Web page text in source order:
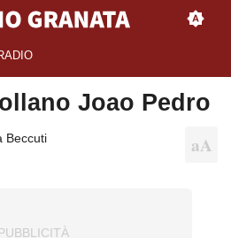
Joao Pedro
Beccuti